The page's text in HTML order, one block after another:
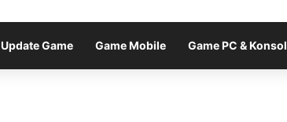
Update Game Game Mobile Game PC & Konsol